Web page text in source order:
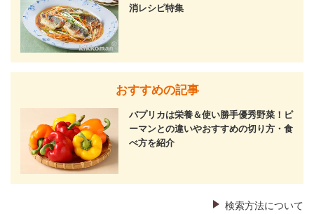
消レシピ特集
おすすめの記事
パプリカは栄養＆使い勝手優秀野菜！ピ
ーマンとの違いやおすすめの切り方・食
べ方を紹介
検索方法について